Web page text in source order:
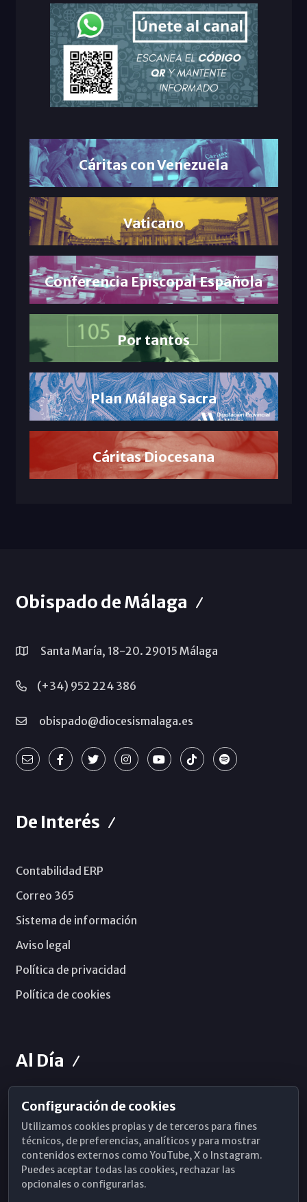
Cáritas con Venezuela
Vaticano
Conferencia Episcopal Española
Por tantos
Plan Málaga Sacra
Cáritas Diocesana
Obispado de Málaga
Santa María, 18-20. 29015 Málaga
(+34) 952 224 386
obispado@diocesismalaga.es
De Interés
Contabilidad ERP
Correo 365
Sistema de información
Aviso legal
Política de privacidad
Política de cookies
Al Día
Horarios de Misa
Hemeroteca
WhatsApp
Configuración de cookies
Utilizamos cookies propias y de terceros para fines
técnicos, de preferencias, analíticos y para mostrar
contenidos externos como YouTube, X o Instagram.
Puedes aceptar todas las cookies, rechazar las
opcionales o configurarlas.